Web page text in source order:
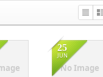
Li
Zi
e
No Image
25
JUN
25084